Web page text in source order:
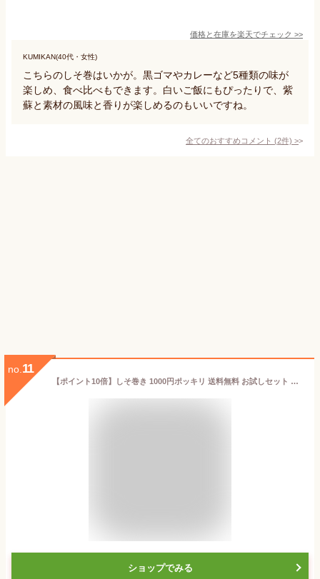
価格と在庫を楽天でチェック >>
KUMIKAN(40代・女性)
こちらのしそ巻はいかが。黒ゴマやカレーなど5種類の味が
楽しめ、食べ比べもできます。白いご飯にもぴったりで、紫
蘇と素材の風味と香りが楽しめるのもいいですね。
全てのおすすめコメント (2件) >
no. 11
【ポイント10倍】しそ巻き 1000円ポッキリ 送料無料 お試しセット ご飯のお供 おつまみ 送料無料 ポイント 宮城 宮城県 焼きしそ巻き 選べる味 珍味 ごはんのおとも グルメ お取り寄せ みそ 味噌 しそ 買い周り おかず ポイント消化 黒ごま カレー はちみつ えごま
ショップでみる